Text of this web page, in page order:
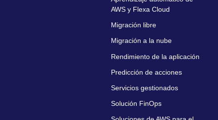
AWS y Flexa Cloud
Migración libre
Migración a la nube
Rendimiento de la aplicación
Predicción de acciones
Servicios gestionados
Solución FinOps